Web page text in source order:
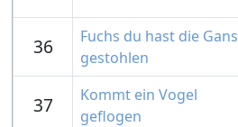
36
Fuchs du hast die Gans
gestohlen
37
Kommt ein Vogel
geflogen